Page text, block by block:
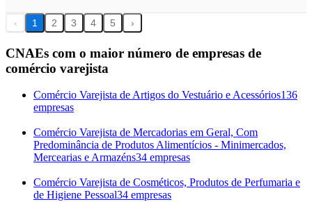
‹ 1 2 3 4 5 ›
CNAEs com o maior número de empresas de
comércio varejista
Comércio Varejista de Artigos do Vestuário e Acessórios136
empresas
Comércio Varejista de Mercadorias em Geral, Com
Predominância de Produtos Alimentícios - Minimercados,
Mercearias e Armazéns34 empresas
Comércio Varejista de Cosméticos, Produtos de Perfumaria e
de Higiene Pessoal34 empresas